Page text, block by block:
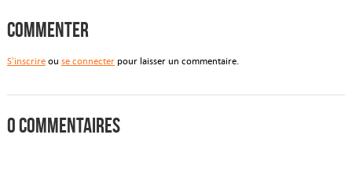
Commenter
S'inscrireou se connecterpour laisser un commentaire.
0 commentaires